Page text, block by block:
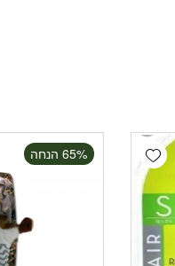
Add wishlist‫65% הנחה